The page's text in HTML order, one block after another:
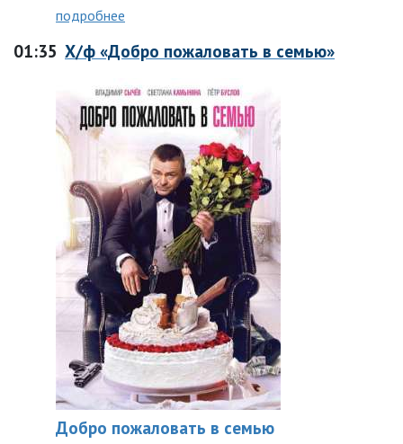
подробнее
01:35 Х/ф «Добро пожаловать в семью»
Добро пожаловать в семью